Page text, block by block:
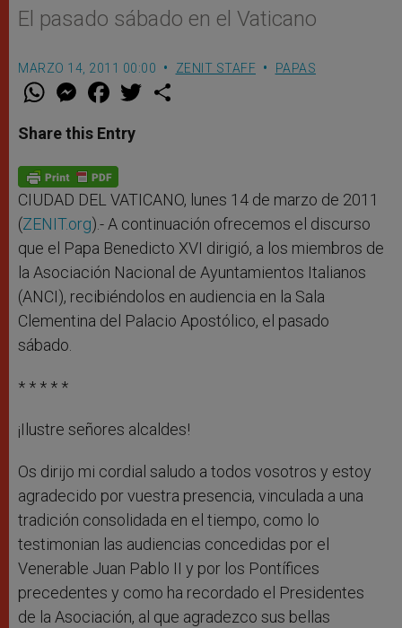
El pasado sábado en el Vaticano
MARZO 14, 2011 00:00 ZENIT STAFF PAPAS
W
t
s
p
p
M
e
s
e
g
e
r
F
a
e
b
o
k
w
Share this Entry
CIUDAD DEL VATICANO, lunes 14 de marzo de 2011
(ZENIT.org).- A continuación ofrecemos el discurso
que el Papa Benedicto XVI dirigió, a los miembros de
la Asociación Nacional de Ayuntamientos Italianos
(ANCI), recibiéndolos en audiencia en la Sala
Clementina del Palacio Apostólico, el pasado
sábado.
* * * * *
¡Ilustre señores alcaldes!
Os dirijo mi cordial saludo a todos vosotros y estoy
agradecido por vuestra presencia, vinculada a una
tradición consolidada en el tiempo, como lo
testimonian las audiencias concedidas por el
Venerable Juan Pablo II y por los Pontífices
precedentes y como ha recordado el Presidentes
de la Asociación, al que agradezco sus bellas